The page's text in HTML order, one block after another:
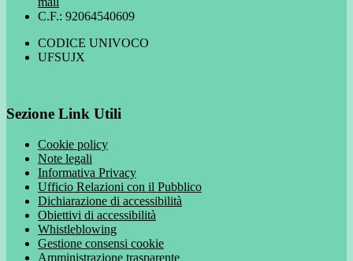
C.F.: 92064540609
CODICE UNIVOCO
UFSUJX
Sezione Link Utili
Cookie policy
Note legali
Informativa Privacy
Ufficio Relazioni con il Pubblico
Dichiarazione di accessibilità
Obiettivi di accessibilità
Whistleblowing
Gestione consensi cookie
Amministrazione trasparente